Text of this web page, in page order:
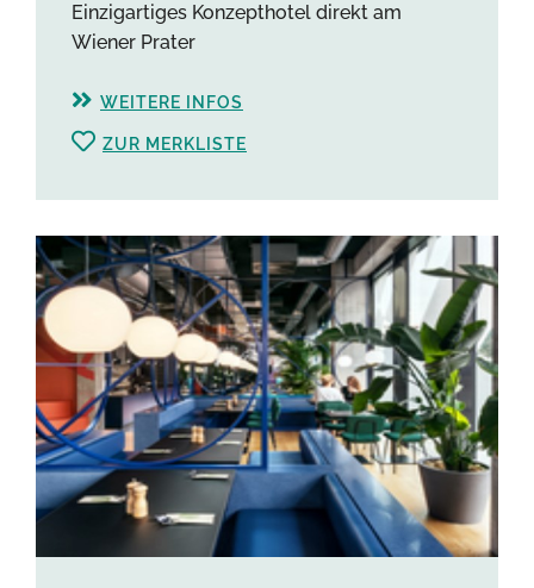
Einzigartiges Konzepthotel direkt am
Wiener Prater
WEITERE INFOS
ZUR MERKLISTE